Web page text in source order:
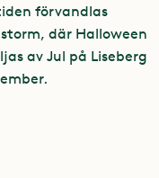
förvandlas
där Halloween
av Jul på Liseberg